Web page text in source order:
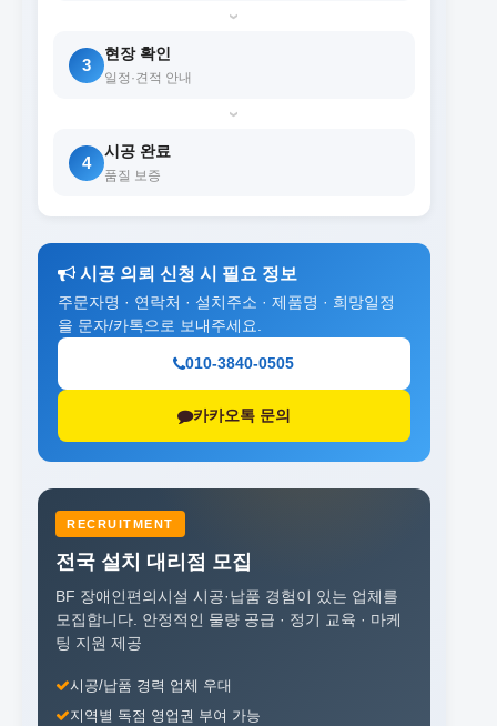
›
3
현장 확인
일정·견적 안내
›
4
시공 완료
품질 보증
시공 의뢰 신청 시 필요 정보
주문자명 · 연락처 · 설치주소 · 제품명 · 희망일정
을 문자/카톡으로 보내주세요.
010-3840-0505
카카오톡 문의
RECRUITMENT
전국 설치 대리점 모집
BF 장애인편의시설 시공·납품 경험이 있는 업체를
모집합니다. 안정적인 물량 공급 · 정기 교육 · 마케
팅 지원 제공
시공/납품 경력 업체 우대
지역별 독점 영업권 부여 가능